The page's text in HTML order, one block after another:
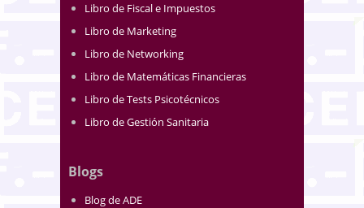
Libro de Fiscal e Impuestos
Libro de Marketing
Libro de Networking
Libro de Matemáticas Financieras
Libro de Tests Psicotécnicos
Libro de Gestión Sanitaria
Blogs
Blog de ADE